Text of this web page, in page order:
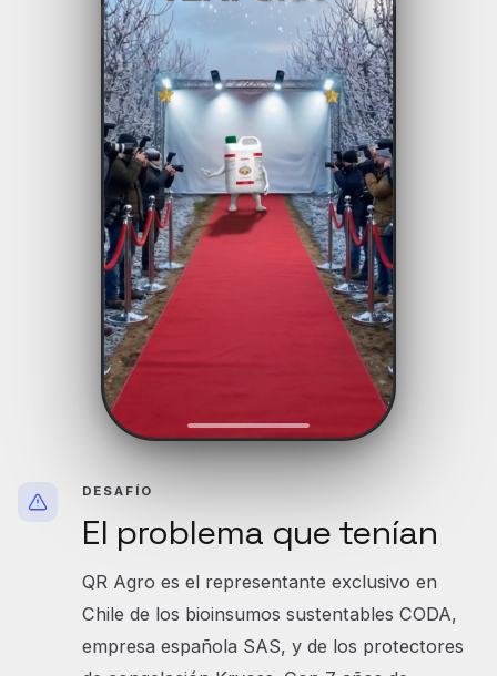
DESAFÍO
El problema que tenían
QR Agro es el representante exclusivo en
Chile de los bioinsumos sustentables CODA,
empresa española SAS, y de los protectores